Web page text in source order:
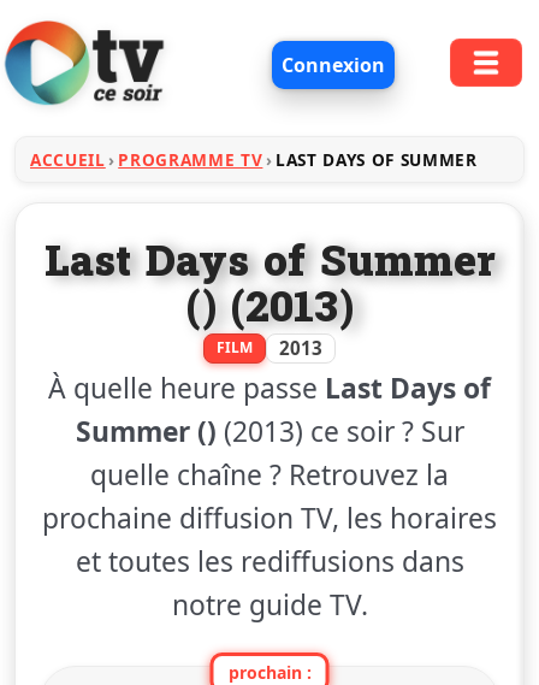
Connexion
ACCUEIL PROGRAMME TV LAST DAYS OF SUMMER
Last Days of Summer
() (2013)
FILM 2013
À quelle heure passe Last Days of
Summer () (2013) ce soir ? Sur
quelle chaîne ? Retrouvez la
prochaine diffusion TV, les horaires
et toutes les rediffusions dans
notre guide TV.
prochain :